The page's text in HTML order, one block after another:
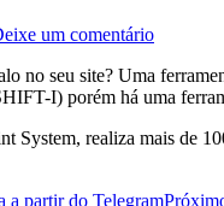
um comentário
no seu site? Uma
I) porém há uma
System, realiza mais de
a partir do Telegram